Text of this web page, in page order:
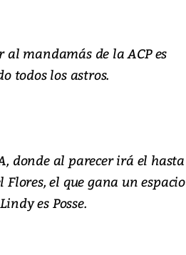
mandamás de la ACP es
todos los astros.
donde al parecer irá el hasta
Flores, el que gana un espacio
es Posse.